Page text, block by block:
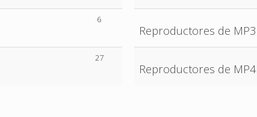
6
27
Reproductores de MP3
Reproductores de MP4